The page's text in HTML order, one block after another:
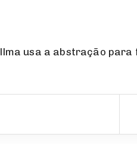
usa a abstração